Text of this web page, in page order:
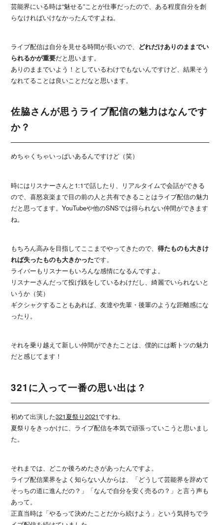
芸能界にいる時は“魅せる”ことが仕事だったので、ある程度自分を創
らなければいけなかったんですよね。
ライブ配信は自分を見せる時間が長いので、 どれだけありのままでい
られるかが重要だと思います。
ありのままでいよう！としているわけでもないんですけど、結果そう
なれてることは良いことだなと思います。
佐脇さんが思うライブ配信の魅力はなんです
か？
めちゃくちゃいっぱいあるんですけど（笑）
時にはリスナーさんと1:1で話したり、リアルタイムで会話ができる
ので、喜怒哀楽まで目の前の人と共有できることはライブ配信の魅力
だと思ってます。YouTubeや他のSNSでは得られない仲間ができます
ね。
もちろん高みを目指してここまでやってきたので、得たものも大きけ
れば失ったものも大きかったです。
ライバーもリスナーもいろんな感情になるんですよ。
リスナーさんだって投げ銭をしているわけだし、綺麗でいられないと
いうか（笑）
ギクシャクすることもあれば、友達や先輩・後輩のような距離感にな
ったり。
それを乗り越えて新しい仲間ができたことは、僕的には断トツの魅力
だと感じてます！
321に入って一番の思い出は？
初めて出演した321夏祭り2021ですね。
夏祭りをきっかけに、ライブ配信を本気で頑張っていこうと思いまし
た。
それまでは、どこか後ろめたさがあったんですよ。
ライブ配信業界をよく知らない人からは、「どうして芸能界を辞めて
そっちの道に進んだの？」「なんで自分を安く売るの？」と言う声も
あって。
正直当時は「やるって決めたことだから続けよう」という気持ちでラ